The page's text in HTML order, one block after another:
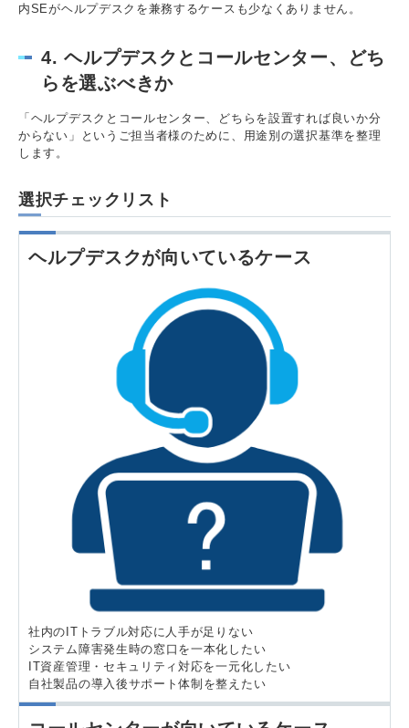
内SEがヘルプデスクを兼務するケースも少なくありません。
4. ヘルプデスクとコールセンター、どち
らを選ぶべきか
「ヘルプデスクとコールセンター、どちらを設置すれば良いか分
からない」というご担当者様のために、用途別の選択基準を整理
します。
選択チェックリスト
ヘルプデスクが向いているケース
社内のITトラブル対応に人手が足りない
システム障害発生時の窓口を一本化したい
IT資産管理・セキュリティ対応を一元化したい
自社製品の導入後サポート体制を整えたい